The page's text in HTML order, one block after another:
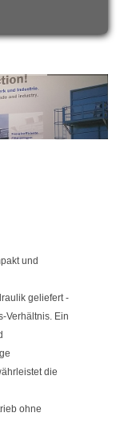
und
geliefert -
Verhältnis. Ein
die
ohne